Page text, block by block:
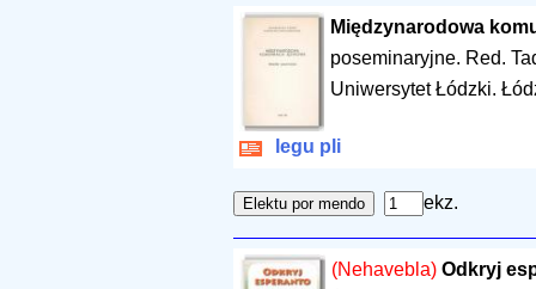
Międzynarodowa
poseminaryjne. Red.
Uniwersytet Łódzki.
legu pli
ekz.
(Nehavebla) Odkryj